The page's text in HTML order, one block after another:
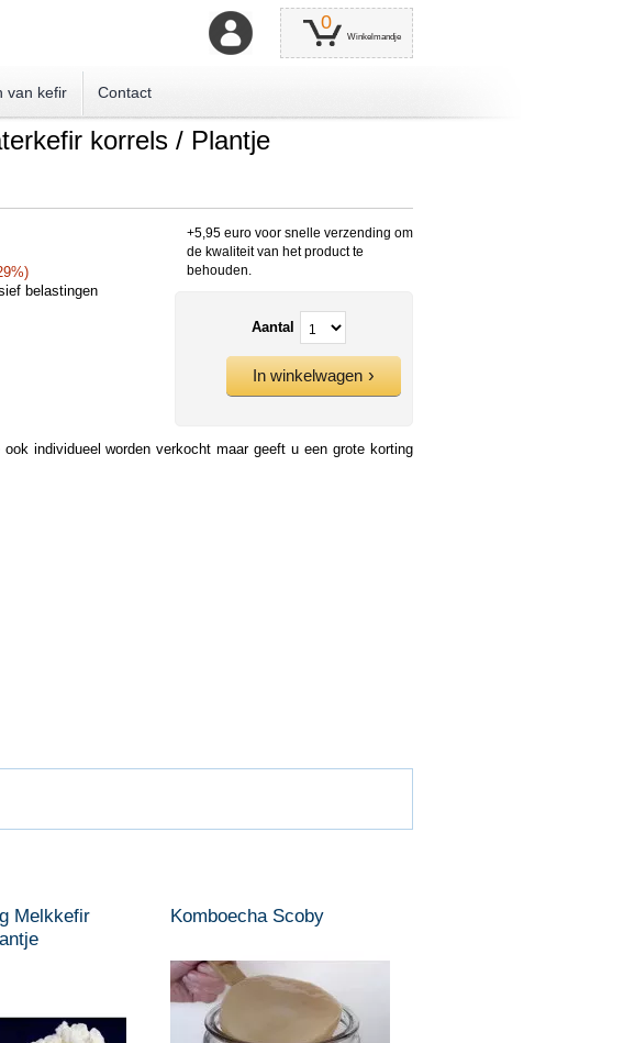
0
Winkelmandje
van kefir Contact
korrels / Plantje
belastingen
+5,95 euro voor snelle verzending om
de kwaliteit van het product te
behouden.
Aantal
In winkelwagen
individueel worden verkocht maar geeft u een grote korting
Melkkefir
Komboecha Scoby